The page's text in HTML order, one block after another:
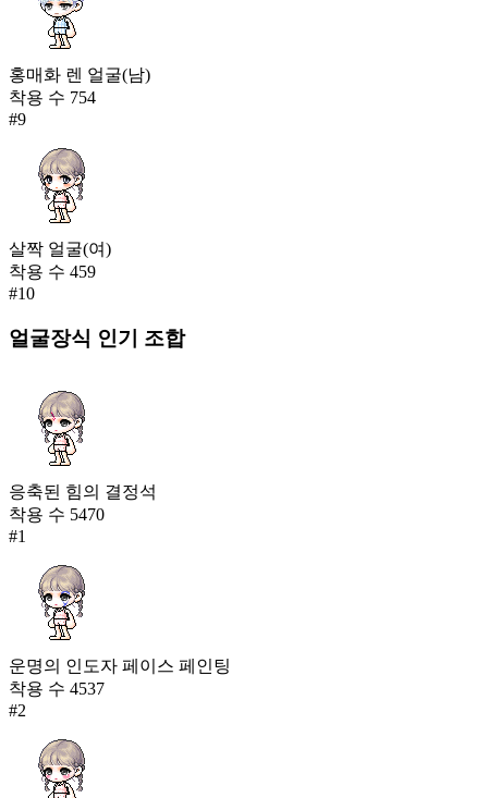
홍매화 렌 얼굴(남)
착용 수 754
#9
살짝 얼굴(여)
착용 수 459
#10
얼굴장식 인기 조합
응축된 힘의 결정석
착용 수 5470
#1
운명의 인도자 페이스 페인팅
착용 수 4537
#2